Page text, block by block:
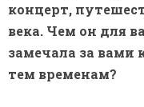
концерт,
века. Чем он для
замечала за вами
тем временам?